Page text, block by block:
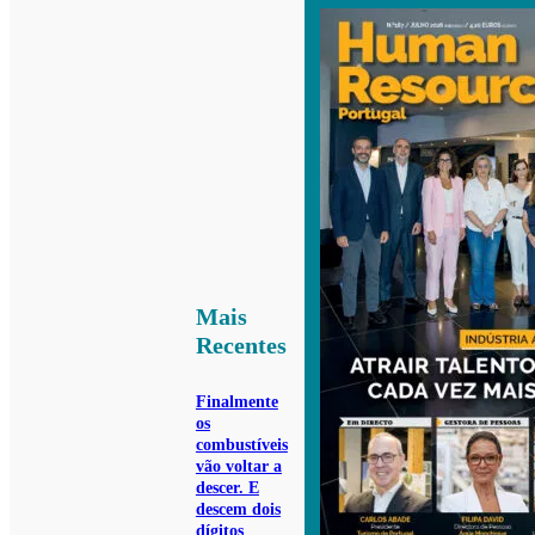
Mais
Recentes
Finalmente
os
combustíveis
vão voltar a
descer. E
descem dois
dígitos